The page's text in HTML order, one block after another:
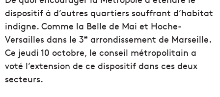
dispositif à d’autres quartiers souffrant d’habitat
indigne. Comme la Belle de Mai et Hoche-
Versailles dans le 3e arrondissement de Marseille.
Ce jeudi 10 octobre, le conseil métropolitain a
voté l’extension de ce dispositif dans ces deux
secteurs.